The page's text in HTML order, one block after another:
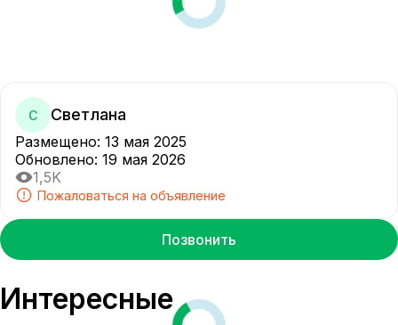
С Светлана
Размещено: 13 мая 2025
Обновлено: 19 мая 2026
1,5K
Пожаловаться на объявление
Позвонить
Интересные